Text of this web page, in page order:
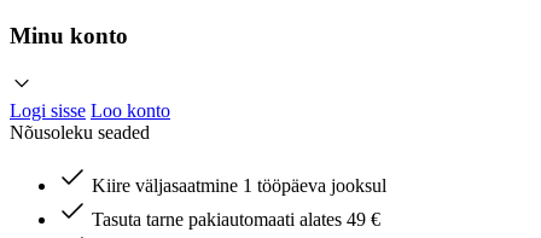
Minu konto
Logi sisse Loo konto
Nõusoleku seaded
Kiire väljasaatmine 1 tööpäeva jooksul
Tasuta tarne pakiautomaati alates 49 €